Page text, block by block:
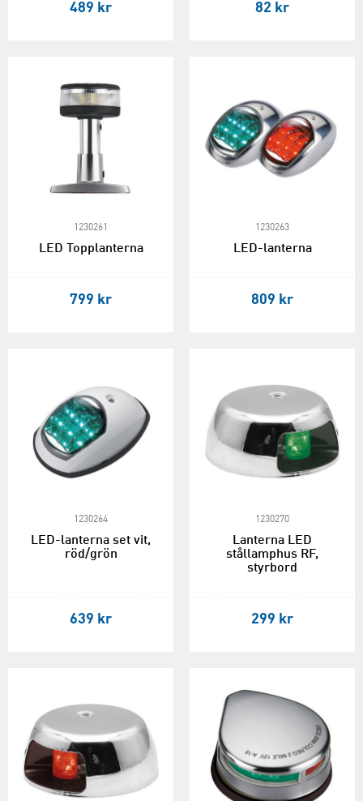
489 kr 82 kr
1230261
LED Topplanterna
799 kr
1230263
LED-lanterna
809 kr
1230264
LED-lanterna set vit,
röd/grön
639 kr
1230270
Lanterna LED
stållamphus RF,
styrbord
299 kr